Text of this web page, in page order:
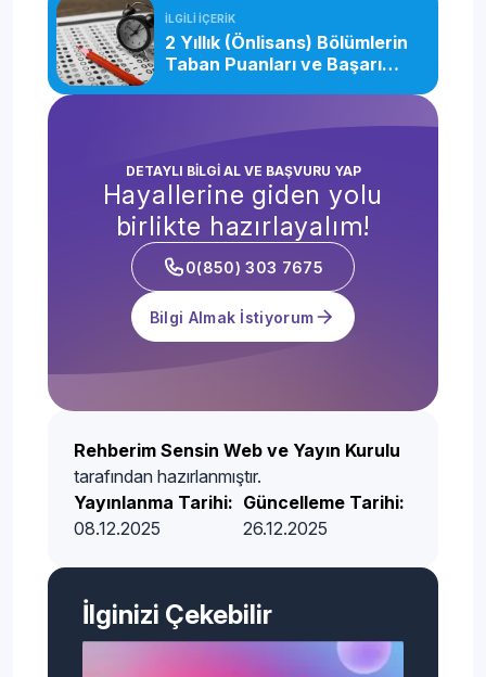
İLGİLİ İÇERİK
2 Yıllık (Önlisans) Bölümlerin
Taban Puanları ve Başarı
DETAYLI BİLGİ AL VE BAŞVURU YAP
Hayallerine giden yolu
birlikte hazırlayalım!
0(850) 303 7675
Bilgi Almak İstiyorum
Rehberim Sensin Web ve Yayın Kurulu
tarafından hazırlanmıştır.
Yayınlanma Tarihi:
08.12.2025
Güncelleme Tarihi:
26.12.2025
İlginizi Çekebilir